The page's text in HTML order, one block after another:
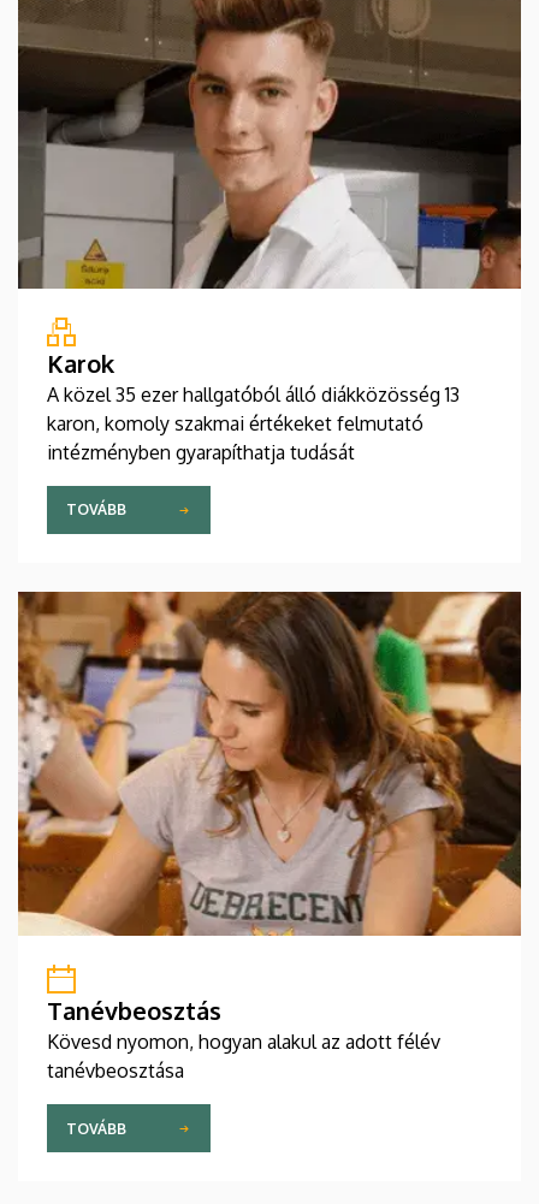
Karok
A közel 35 ezer hallgatóból álló diákközösség 13
karon, komoly szakmai értékeket felmutató
intézményben gyarapíthatja tudását
TOVÁBB
Tanévbeosztás
Kövesd nyomon, hogyan alakul az adott félév
tanévbeosztása
TOVÁBB